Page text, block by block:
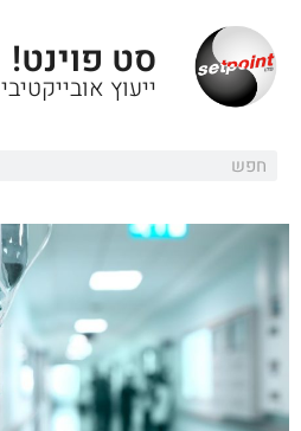
סט פוינט!
ייעוץ אובייקטיבי